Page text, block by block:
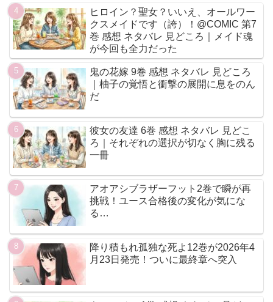
ヒロイン？聖女？いいえ、オールワー
クスメイドです（誇）！@COMIC 第7
巻 感想 ネタバレ 見どころ｜メイド魂
が今回も全力だった
鬼の花嫁 9巻 感想 ネタバレ 見どころ
｜柚子の覚悟と衝撃の展開に息をのん
だ
彼女の友達 6巻 感想 ネタバレ 見どこ
ろ｜それぞれの選択が切なく胸に残る
一冊
アオアシブラザーフット2巻で瞬が再
挑戦！ユース合格後の変化が気にな
る…
降り積もれ孤独な死よ12巻が2026年4
月23日発売！ついに最終章へ突入